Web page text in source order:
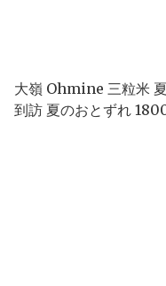
大嶺 Ohmine 三粒米
到訪 夏のおとずれ